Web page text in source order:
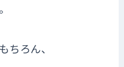
ちろん、